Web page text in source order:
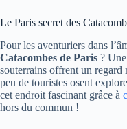
Le Paris secret des
Pour les aventuriers dans
Catacombes de Paris ?
souterrains offrent un
peu de touristes osent
cet endroit fascinant grâce à
hors du commun !